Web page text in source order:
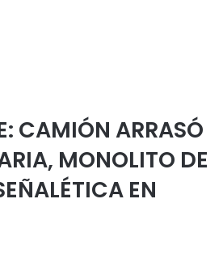
CAMIÓN ARRASÓ
MONOLITO DE
EN